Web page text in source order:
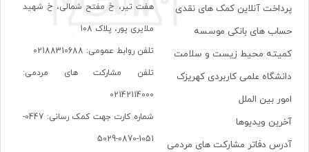
پرداخت آنلاین کمک های نقدی
حساب های بانکی موسسه
کمیته محیط زیست و سلامت
دانشگاه علمی کاربردی کهریزک
امور بین الملل
آخرین ویدیوها
آدرس دفاتر مشارکت های مردمی
هفت تير، خ مفتح شمالی، خ شهيد
ملايری پور، پلاک 108
تلفن روابط عمومی: 02188310688
تلفن مشارکت های مردمی:
02142114000
شماره کارت جهت کمک رسانی: 0447-
1051-0870-5029